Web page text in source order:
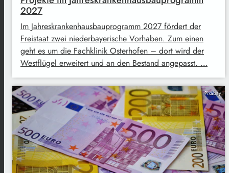
2027
Im Jahreskrankenhausbauprogramm 2027 fördert der
Freistaat zwei niederbayerische Vorhaben. Zum einen
geht es um die Fachklinik Osterhofen – dort wird der
Westflügel erweitert und an den Bestand angepasst. …
Pixabay